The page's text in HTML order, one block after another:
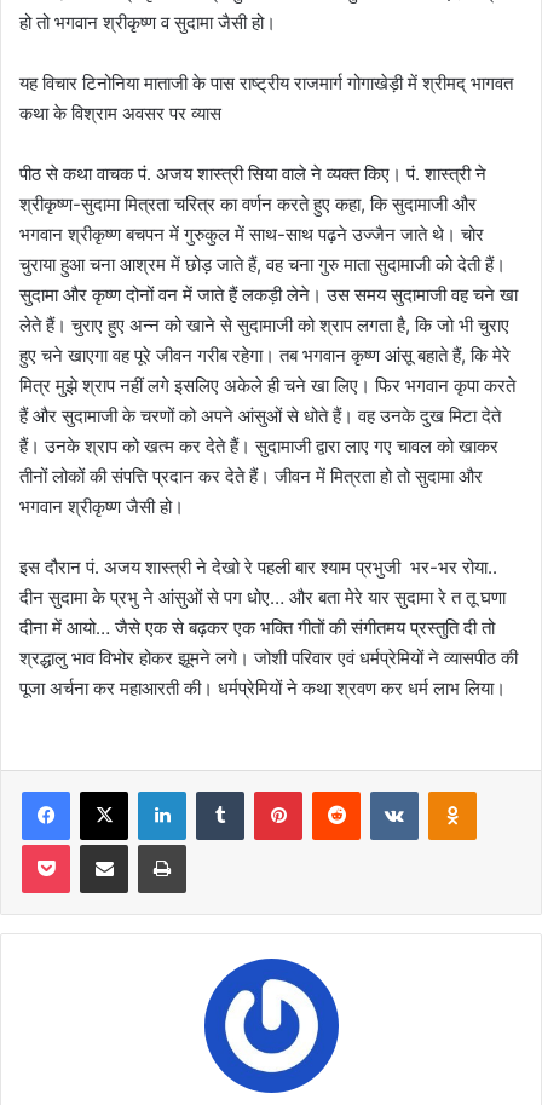
हो तो भगवान श्रीकृष्ण व सुदामा जैसी हो।
यह विचार टिनोनिया माताजी के पास राष्ट्रीय राजमार्ग गोगाखेड़ी में श्रीमद् भागवत
कथा के विश्राम अवसर पर व्यास
पीठ से कथा वाचक पं. अजय शास्त्री सिया वाले ने व्यक्त किए। पं. शास्त्री ने
श्रीकृष्ण-सुदामा मित्रता चरित्र का वर्णन करते हुए कहा, कि सुदामाजी और
भगवान श्रीकृष्ण बचपन में गुरुकुल में साथ-साथ पढ़ने उज्जैन जाते थे। चोर
चुराया हुआ चना आश्रम में छोड़ जाते हैं, वह चना गुरु माता सुदामाजी को देती हैं।
सुदामा और कृष्ण दोनों वन में जाते हैं लकड़ी लेने। उस समय सुदामाजी वह चने खा
लेते हैं। चुराए हुए अन्न को खाने से सुदामाजी को श्राप लगता है, कि जो भी चुराए
हुए चने खाएगा वह पूरे जीवन गरीब रहेगा। तब भगवान कृष्ण आंसू बहाते हैं, कि मेरे
मित्र मुझे श्राप नहीं लगे इसलिए अकेले ही चने खा लिए। फिर भगवान कृपा करते
हैं और सुदामाजी के चरणों को अपने आंसुओं से धोते हैं। वह उनके दुख मिटा देते
हैं। उनके श्राप को खत्म कर देते हैं। सुदामाजी द्वारा लाए गए चावल को खाकर
तीनों लोकों की संपत्ति प्रदान कर देते हैं। जीवन में मित्रता हो तो सुदामा और
भगवान श्रीकृष्ण जैसी हो।
इस दौरान पं. अजय शास्त्री ने देखो रे पहली बार श्याम प्रभुजी भर-भर रोया..
दीन सुदामा के प्रभु ने आंसुओं से पग धोए… और बता मेरे यार सुदामा रे त तू घणा
दीना में आयो… जैसे एक से बढ़कर एक भक्ति गीतों की संगीतमय प्रस्तुति दी तो
श्रद्धालु भाव विभोर होकर झूमने लगे। जोशी परिवार एवं धर्मप्रेमियों ने व्यासपीठ की
पूजा अर्चना कर महाआरती की। धर्मप्रेमियों ने कथा श्रवण कर धर्म लाभ लिया।
Facebook
X LinkedInTumblr PinterestReddit VKontakte
Pocket Share via Email Print